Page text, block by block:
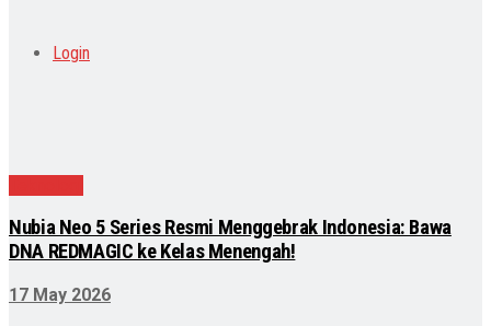
Login
Nubia Neo 5 Series Resmi Menggebrak Indonesia: Bawa
DNA REDMAGIC ke Kelas Menengah!
17 May 2026